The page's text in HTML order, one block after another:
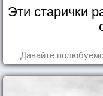
Эти старички
Давайте